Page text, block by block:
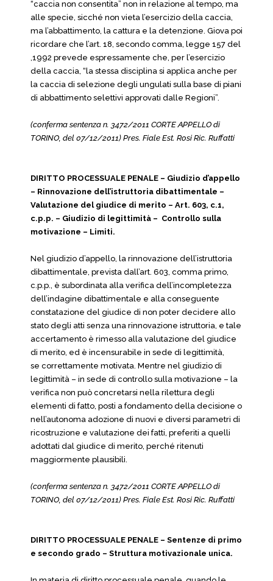
“caccia non consentita” non in relazione al tempo, ma
alle specie, sicché non vieta l’esercizio della caccia,
ma l’abbattimento, la cattura e la detenzione. Giova poi
ricordare che l’art. 18, secondo comma, legge 157 del
,1992 prevede espressamente che, per l’esercizio
della caccia, “la stessa disciplina si applica anche per
la caccia di selezione degli ungulati sulla base di piani
di abbattimento selettivi approvati dalle Regioni”.
(conferma sentenza n. 3472/2011 CORTE APPELLO di
TORINO, del 07/12/2011) Pres. Fiale Est. Rosi Ric. Ruffatti
DIRITTO PROCESSUALE PENALE – Giudizio d’appello
– Rinnovazione dell’istruttoria dibattimentale –
Valutazione del giudice di merito – Art. 603, c.1,
c.p.p. – Giudizio di legittimità – Controllo sulla
motivazione – Limiti.
Nel giudizio d’appello, la rinnovazione dell’istruttoria
dibattimentale, prevista dall’art. 603, comma primo,
c.p.p., è subordinata alla verifica dell’incompletezza
dell’indagine dibattimentale e alla conseguente
constatazione del giudice di non poter decidere allo
stato degli atti senza una rinnovazione istruttoria, e tale
accertamento è rimesso alla valutazione del giudice
di merito, ed è incensurabile in sede di legittimità,
se correttamente motivata. Mentre nel giudizio di
legittimità – in sede di controllo sulla motivazione – la
verifica non può concretarsi nella rilettura degli
elementi di fatto, posti a fondamento della decisione o
nell’autonoma adozione di nuovi e diversi parametri di
ricostruzione e valutazione dei fatti, preferiti a quelli
adottati dal giudice di merito, perché ritenuti
maggiormente plausibili.
(conferma sentenza n. 3472/2011 CORTE APPELLO di
TORINO, del 07/12/2011) Pres. Fiale Est. Rosi Ric. Ruffatti
DIRITTO PROCESSUALE PENALE – Sentenze di primo
e secondo grado – Struttura motivazionale unica.